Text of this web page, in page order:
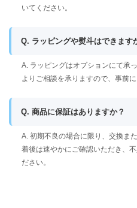
いてください。
Q. ラッピングや熨斗はできます
A. ラッピングはオプションにて承
よりご相談を承りますので、事前
Q. 商品に保証はありますか？
A. 初期不良の場合に限り、交換ま
着後は速やかにご確認いただき、
ださい。